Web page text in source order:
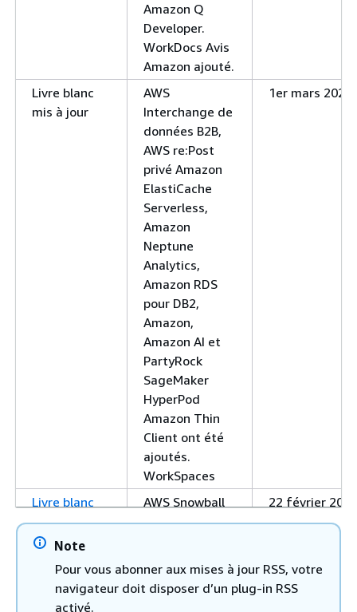
Amazon Q
Developer.
WorkDocs Avis
Amazon ajouté.
Livre blanc
mis à jour
AWS
Interchange de
données B2B,
AWS re:Post
privé Amazon
ElastiCache
Serverless,
Amazon
Neptune
Analytics,
Amazon RDS
pour DB2,
Amazon,
Amazon AI et
PartyRock
SageMaker
HyperPod
Amazon Thin
Client ont été
ajoutés.
WorkSpaces
1er mars 2024
Livre blanc
mis à jour
AWS Snowball
Edge
22 février 2024
Livre blanc
mis à jour
Reprise après
15 février 2024
Note
Pour vous abonner aux mises à jour RSS, votre
navigateur doit disposer d’un plug-in RSS
activé.